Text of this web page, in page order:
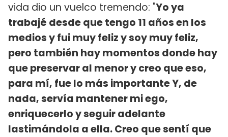
vida dio un vuelco tremendo: "Yo ya
trabajé desde que tengo 11 años en los
medios y fui muy feliz y soy muy feliz,
pero también hay momentos donde hay
que preservar al menor y creo que eso,
para mí, fue lo más importante Y, de
nada, servía mantener mi ego,
enriquecerlo y seguir adelante
lastimándola a ella. Creo que sentí que